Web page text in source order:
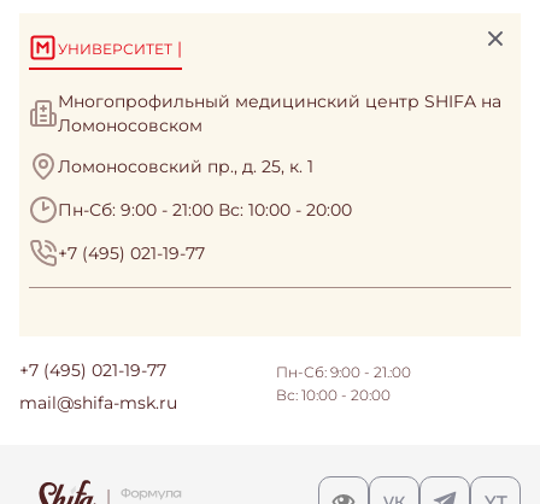
УНИВЕРСИТЕТ |
Многопрофильный медицинский центр SHIFA на
Ломоносовском
Ломоносовский пр., д. 25, к. 1
Пн-Сб: 9:00 - 21:00 Вс: 10:00 - 20:00
+7 (495) 021-19-77
+7 (495) 021-19-77
mail@shifa-msk.ru
Пн-Сб: 9:00 - 21.:00
Вс: 10:00 - 20:00